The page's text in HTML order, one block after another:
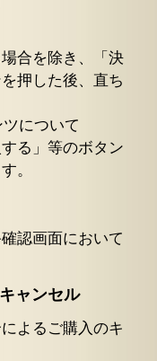
合を除き、「決
押した後、直ち
について
る」等のボタン
。
認画面において
ャンセル
よるご購入のキ